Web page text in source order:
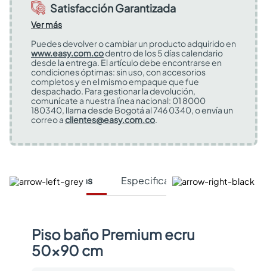
Satisfacción Garantizada
Ver más
Puedes devolver o cambiar un producto adquirido en
www.easy.com.codentro de los 5 días calendario
desde la entrega. El artículo debe encontrarse en
condiciones óptimas: sin uso, con accesorios
completos y en el mismo empaque que fue
despachado. Para gestionar la devolución,
comunícate a nuestra línea nacional: 01 8000
180340, llama desde Bogotá al 746 0340, o envía un
correo aclientes@easy.com.co.
Características Especificaciones Técnicas
Piso baño Premium ecru
50x90 cm